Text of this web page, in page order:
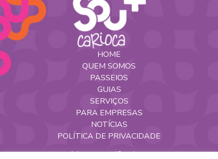
HOME
QUEM SOMOS
PASSEIOS
GUIAS
SERVIÇOS
PARA EMPRESAS
NOTÍCIAS
POLÍTICA DE PRIVACIDADE